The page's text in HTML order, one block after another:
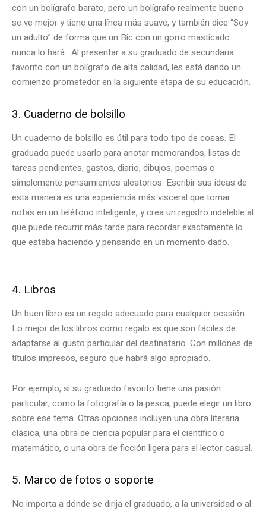
con un bolígrafo barato, pero un bolígrafo realmente bueno
se ve mejor y tiene una línea más suave, y también dice “Soy
un adulto” de forma que un Bic con un gorro masticado
nunca lo hará . Al presentar a su graduado de secundaria
favorito con un bolígrafo de alta calidad, les está dando un
comienzo prometedor en la siguiente etapa de su educación.
3. Cuaderno de bolsillo
Un cuaderno de bolsillo es útil para todo tipo de cosas. El
graduado puede usarlo para anotar memorandos, listas de
tareas pendientes, gastos, diario, dibujos, poemas o
simplemente pensamientos aleatorios. Escribir sus ideas de
esta manera es una experiencia más visceral que tomar
notas en un teléfono inteligente, y crea un registro indeleble al
que puede recurrir más tarde para recordar exactamente lo
que estaba haciendo y pensando en un momento dado.
4. Libros
Un buen libro es un regalo adecuado para cualquier ocasión.
Lo mejor de los libros como regalo es que son fáciles de
adaptarse al gusto particular del destinatario. Con millones de
títulos impresos, seguro que habrá algo apropiado.
Por ejemplo, si su graduado favorito tiene una pasión
particular, como la fotografía o la pesca, puede elegir un libro
sobre ese tema. Otras opciones incluyen una obra literaria
clásica, una obra de ciencia popular para el científico o
matemático, o una obra de ficción ligera para el lector casual.
5. Marco de fotos o soporte
No importa a dónde se dirija el graduado, a la universidad o al